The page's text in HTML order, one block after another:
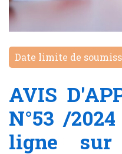
Date limite de
AVIS
N°53 /
ligne sur